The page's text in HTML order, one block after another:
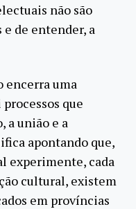
não são
e de entender, a
encerra uma
que
a união e a
apontando que,
experimente, cada
cultural, existem
em províncias